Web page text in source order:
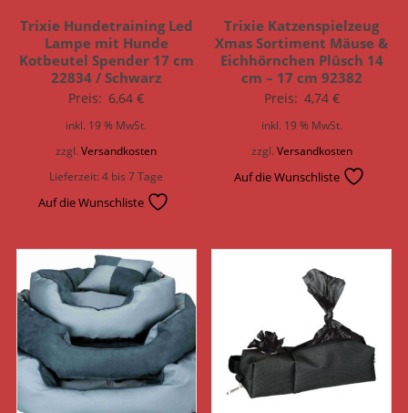
Trixie Hundetraining Led
Lampe mit Hunde
Kotbeutel Spender 17 cm
22834 / Schwarz
Preis: 6,64€
inkl. 19 % MwSt.
zzgl.Versandkosten
Lieferzeit:4 bis 7 Tage
Auf die Wunschliste
Trixie Katzenspielzeug
Xmas Sortiment Mäuse &
Eichhörnchen Plüsch 14
cm – 17 cm 92382
Preis: 4,74 €
inkl. 19 % MwSt.
zzgl.Versandkosten
Auf die Wunschliste